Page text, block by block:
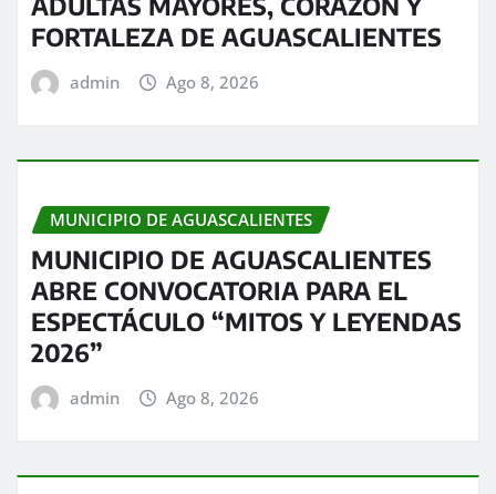
FORTALEZA DE AGUASCALIENTES
admin Ago 8, 2026
MUNICIPIO DE AGUASCALIENTES
MUNICIPIO DE AGUASCALIENTES
ABRE CONVOCATORIA PARA EL
ESPECTÁCULO “MITOS Y LEYENDAS
2026”
admin Ago 8, 2026